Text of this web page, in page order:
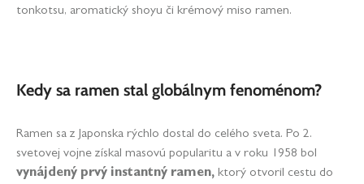
tonkotsu, aromatický shoyu či krémový miso ramen.
Kedy sa ramen stal globálnym fenoménom?
Ramen sa z Japonska rýchlo dostal do celého sveta. Po 2.
svetovej vojne získal masovú popularitu a v roku 1958 bol
vynájdený prvý instantný ramen, ktorý otvoril cestu do